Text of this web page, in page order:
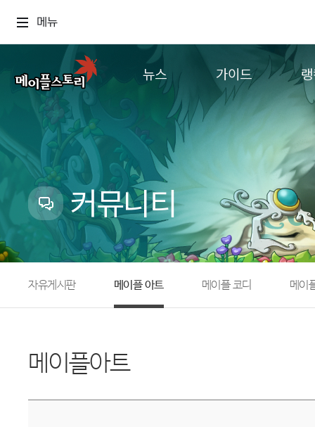
메뉴
뉴스
업데이트
이벤트
캐시샵 공지
메이플 알림판
with maple
가이드
추가정보
컨텐
커뮤니티
자유게시판 메이플 아트 메이플 코디 메이
메이플아트